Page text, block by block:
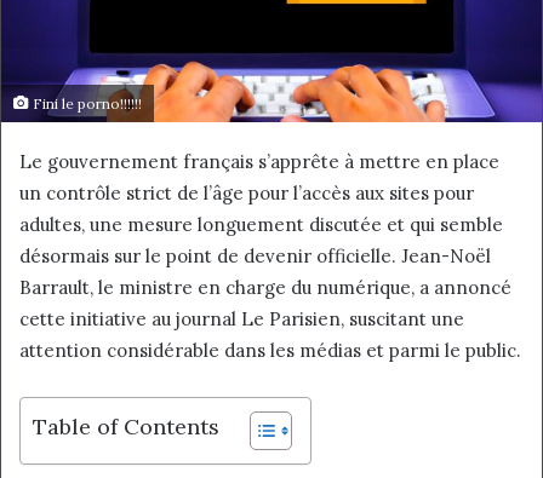
u
r
i
e
l
Fini le porno!!!!!!
Le gouvernement français s’apprête à mettre en place
un contrôle strict de l’âge pour l’accès aux sites pour
adultes, une mesure longuement discutée et qui semble
désormais sur le point de devenir officielle. Jean-Noël
Barrault, le ministre en charge du numérique, a annoncé
cette initiative au journal Le Parisien, suscitant une
attention considérable dans les médias et parmi le public.
Table of Contents